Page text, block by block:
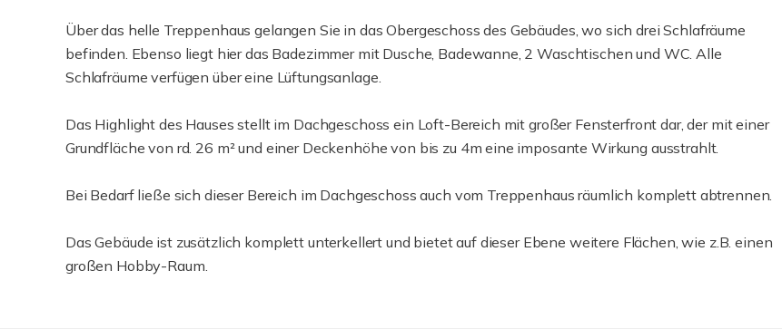
Über das helle Treppenhaus gelangen Sie in das Obergeschoss des Gebäudes, wo sich drei Schlafräume
befinden. Ebenso liegt hier das Badezimmer mit Dusche, Badewanne, 2 Waschtischen und WC. Alle
Schlafräume verfügen über eine Lüftungsanlage.
Das Highlight des Hauses stellt im Dachgeschoss ein Loft-Bereich mit großer Fensterfront dar, der mit einer
Grundfläche von rd. 26 m² und einer Deckenhöhe von bis zu 4m eine imposante Wirkung ausstrahlt.
Bei Bedarf ließe sich dieser Bereich im Dachgeschoss auch vom Treppenhaus räumlich komplett abtrennen.
Das Gebäude ist zusätzlich komplett unterkellert und bietet auf dieser Ebene weitere Flächen, wie z.B. einen
großen Hobby-Raum.